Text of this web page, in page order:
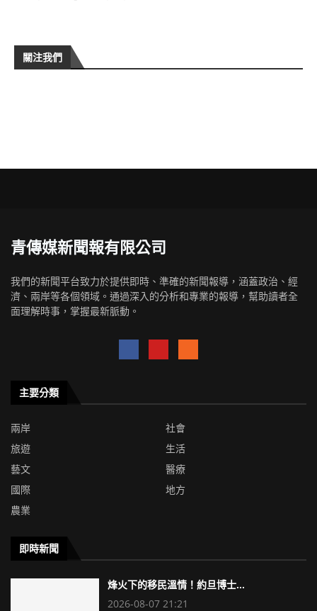
關注我們
青傳媒新聞報有限公司
我們的新聞平台致力於提供即時、準確的新聞報導，涵蓋政治、經
濟、兩岸等各個領域。通過深入的分析和專業的報導，幫助讀者全
面理解時事，掌握最新脈動。
主要分類
兩岸
社會
旅遊
生活
藝文
醫療
國際
地方
農業
即時新聞
烽火下的移民溫情！約旦博士...
2026-08-07 21:21